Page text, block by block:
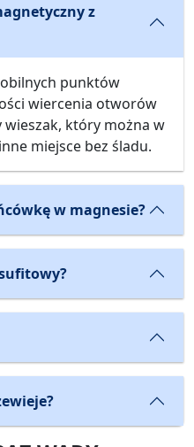
z
punktów
wiercenia otworów
który można w
miejsce bez śladu.
w magnesie?